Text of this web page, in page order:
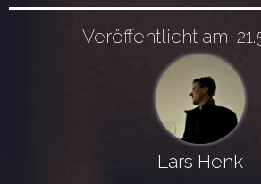
Veröffentlicht am
Lars Henk